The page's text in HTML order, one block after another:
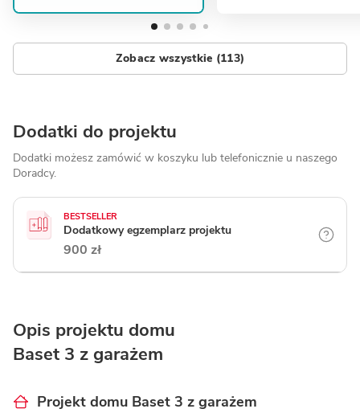
Zobacz wszystkie (113)
Dodatki do projektu
Dodatki możesz zamówić w koszyku lub telefonicznie u naszego
Doradcy.
BESTSELLER
Dodatkowy egzemplarz projektu
900 zł
Opis projektu domu
Baset 3 z garażem
Projekt domu Baset 3 z garażem